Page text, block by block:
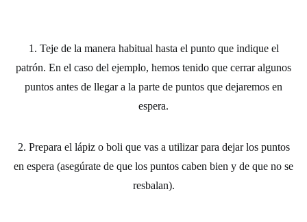
1. Teje de la manera habitual hasta el punto que indique el
patrón. En el caso del ejemplo, hemos tenido que cerrar algunos
puntos antes de llegar a la parte de puntos que dejaremos en
espera.
2. Prepara el lápiz o boli que vas a utilizar para dejar los puntos
en espera (asegúrate de que los puntos caben bien y de que no se
resbalan).